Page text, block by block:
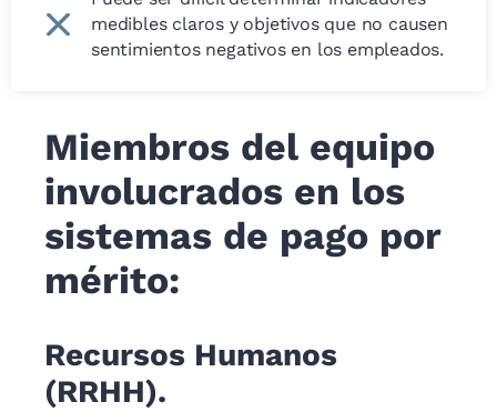
medibles claros y objetivos que no causen
sentimientos negativos en los empleados.
Miembros del equipo
involucrados en los
sistemas de pago por
mérito:
Recursos Humanos
(RRHH).